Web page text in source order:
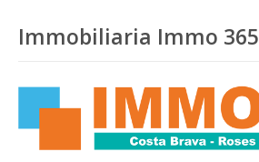
Immobiliaria Immo 365